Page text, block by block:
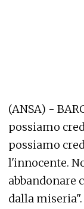
(ANSA) -
possiamo
possiamo
l'innocente.
abbandonare
dalla